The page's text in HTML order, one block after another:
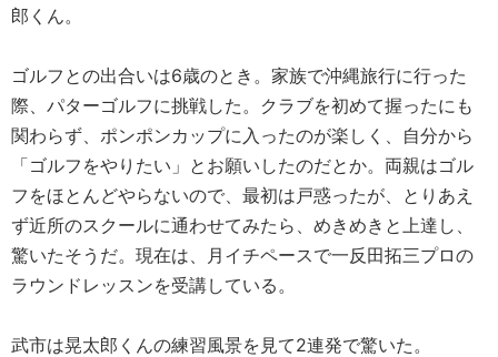
郎くん。
ゴルフとの出合いは6歳のとき。家族で沖縄旅行に行った
際、パターゴルフに挑戦した。クラブを初めて握ったにも
関わらず、ポンポンカップに入ったのが楽しく、自分から
「ゴルフをやりたい」とお願いしたのだとか。両親はゴル
フをほとんどやらないので、最初は戸惑ったが、とりあえ
ず近所のスクールに通わせてみたら、めきめきと上達し、
驚いたそうだ。現在は、月イチペースで一反田拓三プロの
ラウンドレッスンを受講している。
武市は晃太郎くんの練習風景を見て2連発で驚いた。